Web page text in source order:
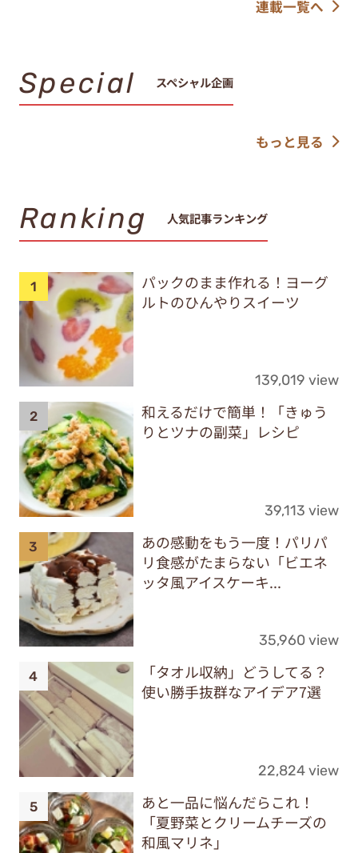
連載一覧へ
Special スペシャル企画
もっと見る
Ranking 人気記事ランキング
パックのまま作れる！ヨーグ
ルトのひんやりスイーツ
139,019 view
和えるだけで簡単！「きゅう
りとツナの副菜」レシピ
39,113 view
あの感動をもう一度！パリパ
リ食感がたまらない「ビエネ
ッタ風アイスケーキ...
35,960 view
「タオル収納」どうしてる？
使い勝手抜群なアイデア7選
22,824 view
あと一品に悩んだらこれ！
「夏野菜とクリームチーズの
和風マリネ」